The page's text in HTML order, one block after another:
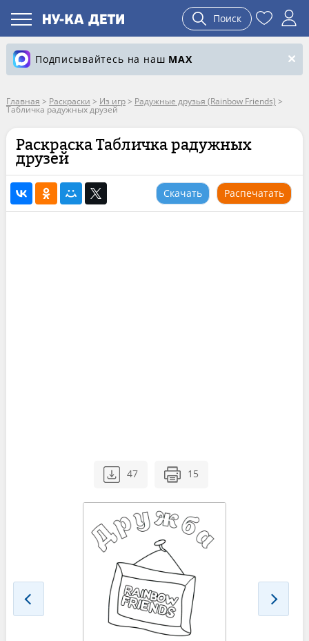
Поиск
Подписывайтесь на наш MAX
Главная > Раскраски > Из игр> Радужные друзья (Rainbow Friends) >
Табличка радужных друзей
Раскраска Табличка радужных
друзей
Скачать Распечатать
47 15